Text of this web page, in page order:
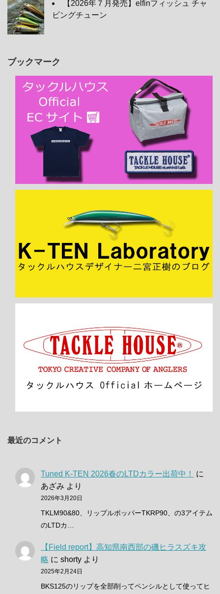
【2026年７月発売】elfinフィッシュ チャ
ビングチューン
ブックマーク
最近のコメント
Tuned K-TEN 2026春のLTDカラー出荷中！
に
あざみ より
2026年3月20日
TKLM90&80、リップルポッパーTKRP90、の3アイテム
のLTDカ…
【Field report】高知県南西部の磯ヒラスズキ攻
略 に shorty より
2025年2月24日
BKS125のリップを全部削ってペンシルとして使ってヒ